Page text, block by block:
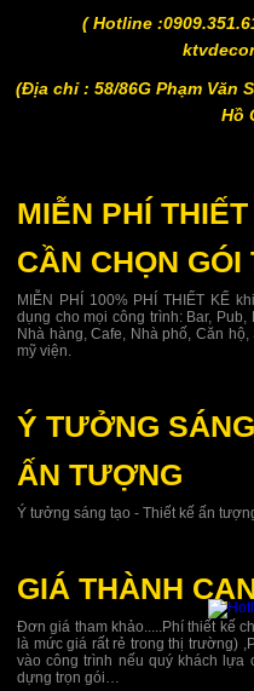
( Hotline
(Địa chỉ : 58/86G Phạm Văn
Hồ
MIỄN PHÍ
CẦN CHỌN GÓI
MIỄN PHÍ 100% PHÍ THIẾT KẾ
dụng cho mọi công trình: Bar,
Nhà hàng, Cafe, Nhà phố, Căn
mỹ viện.
Ý TƯỞNG
ẤN TƯỢNG
Ý tưởng sáng tạo - Thiết kế ấn
GIÁ THÀNH
Đơn giá tham khảo.....Phí thiết kế
là mức giá rất rẻ trong thị trường)
vào công trình nếu quý khách lựa
dựng trọn gói…